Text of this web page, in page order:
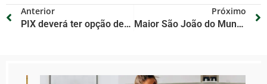
Anterior
PIX deverá ter opção de pagamento por aproximação de celular, diz Campos Neto
Próximo
Maior São João do Mundo também é o mais seguro! Paraíba se destaca na segurança pública!